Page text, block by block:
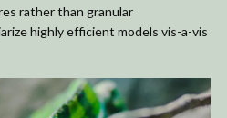
rather than granular
highly efficient models vis-a-vis